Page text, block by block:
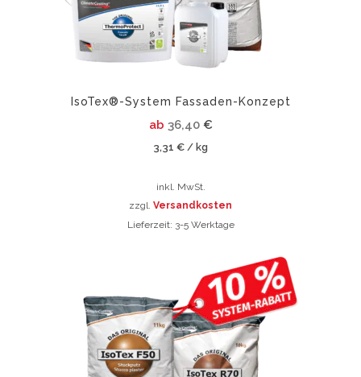
der
Produktseite
gewählt
werden
IsoTex®-System Fassaden-Konzept
ab 36,40 €
3,31 € / kg
inkl. MwSt.
zzgl. Versandkosten
Lieferzeit: 3-5 Werktage
mehrere
Varianten
Optionen